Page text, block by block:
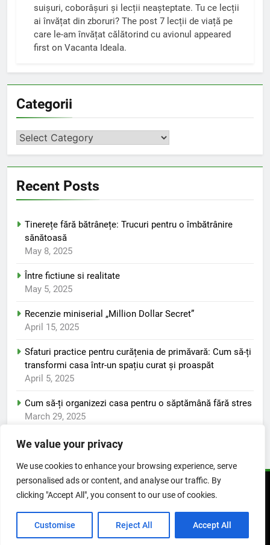
We value your privacy
We use cookies to enhance your browsing experience, serve
personalised ads or content, and analyse our traffic. By
clicking "Accept All", you consent to our use of cookies.
Customise Reject All Accept All
suișuri, coborâșuri și lecții neașteptate. Tu ce lecții
ai învățat din zboruri? The post 7 lecții de viață pe
care le-am învățat călătorind cu avionul appeared
first on Vacanta Ideala.
Categorii
Categorii
Recent Posts
Tinerețe fără bătrânețe: Trucuri pentru o îmbătrânire
sănătoasă
May 8, 2025
Între fictiune si realitate
May 5, 2025
Recenzie miniserial „Million Dollar Secret”
April 15, 2025
Sfaturi practice pentru curățenia de primăvară: Cum să-ți
transformi casa într-un spațiu curat și proaspăt
April 5, 2025
Cum să-ți organizezi casa pentru o săptămână fără stres
March 29, 2025
© 2025 Viata pozitiva. Toate drepturile rezervate. Powered
Confidentialitate